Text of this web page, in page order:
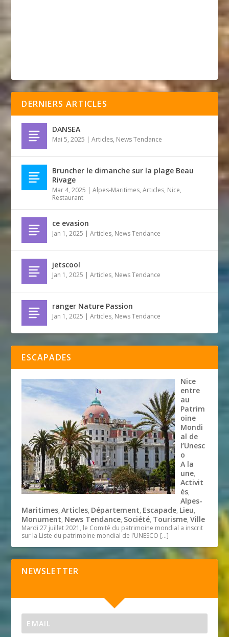
DERNIERS ARTICLES
DANSEA
Mai 5, 2025 |Articles, News Tendance
Bruncher le dimanche sur la plage Beau
Rivage
Mar 4, 2025 |Alpes-Maritimes,Articles, Nice,
Restaurant
ce evasion
Jan 1, 2025 |Articles, News Tendance
jetscool
Jan 1, 2025 |Articles, News Tendance
ranger Nature Passion
Jan 1, 2025 |Articles, News Tendance
ESCAPADES
Nice
entre
au
Patrim
oine
Mondi
al de
l’Unesc
o
A la
une,
Activit
és,
Alpes-
Maritimes,Articles, Département, Escapade, Lieu,
Monument, News Tendance, Société, Tourisme,Ville
Mardi 27 juillet 2021, le Comité du patrimoine mondial a inscrit
sur la Liste du patrimoine mondial de l’UNESCO […]
NEWSLETTER